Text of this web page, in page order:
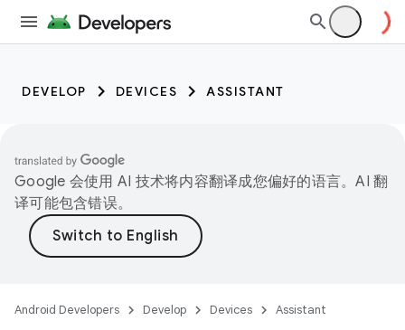
DEVELOP DEVICES ASSISTANT
Google 会使用 AI 技术将内容翻译成您偏好的语言。AI 翻
译可能包含错误。
Android Developers Develop Devices Assistant